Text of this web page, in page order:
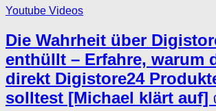
Youtube Videos
Die Wahrheit über
enthüllt – Erfahre, warum
direkt Digistore24
solltest [Michael klärt auf]